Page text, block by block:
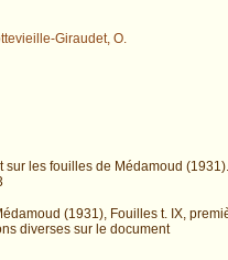
Giraudet, O.
sur les fouilles de Médamoud
(1931), Fouilles t. IX,
diverses sur le document